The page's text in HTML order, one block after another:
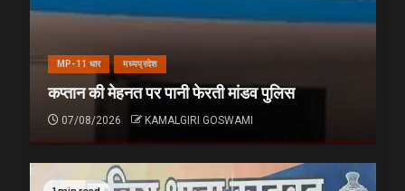
MP-11 धार मध्यप्रदेश
कप्तान की मेहनत पर पानी फेरती मांडव पुलिस
07/08/2026 KAMALGIRI GOSWAMI